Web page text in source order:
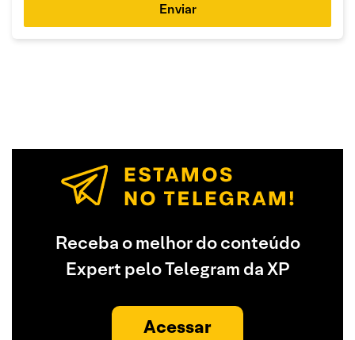
Enviar
Receba o melhor do conteúdo
Expert pelo Telegram da XP
Acessar